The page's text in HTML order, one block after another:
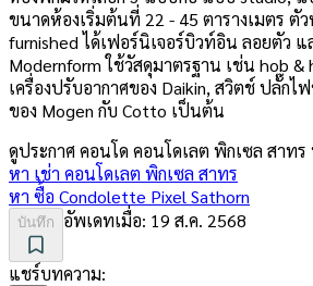
ขนาดห้องเริ่มต้นที่ 22 - 45 ตารางเมตร ตั
furnished ได้เฟอร์นิเจอร์บิวท์อิน ลอยตัว แ
Modernform ใช้วัสดุมาตรฐาน เช่น hob &
เครื่องปรับอากาศของ Daikin, สวิตช์ ปลั๊ก
ของ Mogen กับ Cotto เป็นต้น
ดูประกาศ คอนโด คอนโดเลต พิกเซล สาทร
หา เช่า คอนโดเลต พิกเซล สาทร
หา ซื้อ Condolette Pixel Sathorn
บันทึก อัพเดทเมื่อ: 19 ส.ค. 2568
แชร์บทความ: